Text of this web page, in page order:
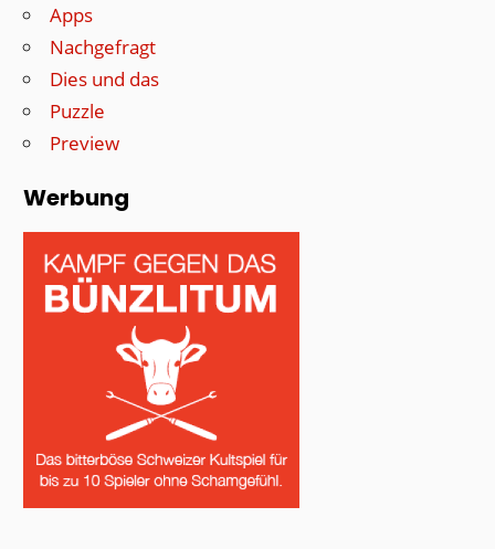
Apps
Nachgefragt
Dies und das
Puzzle
Preview
Werbung